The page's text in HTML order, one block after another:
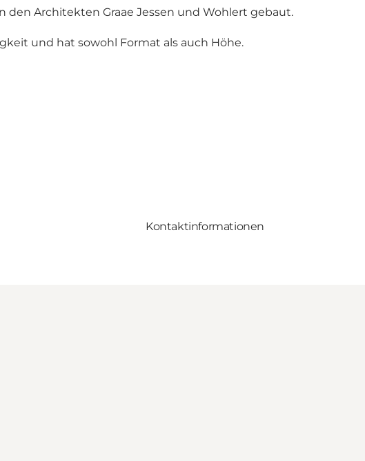
den Architekten Graae Jessen und Wohlert gebaut.
und hat sowohl Format als auch Höhe.
Kontaktinformationen